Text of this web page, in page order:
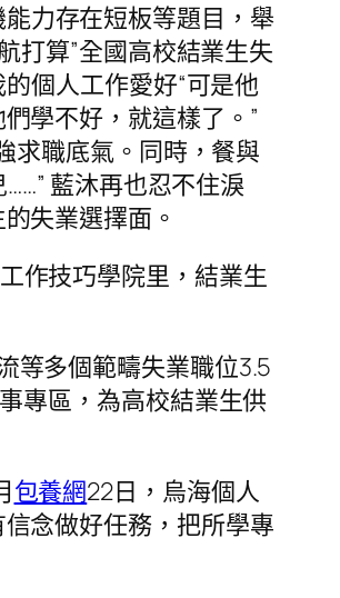
力存在短板等題目，舉
打算”全國高校結業生失
的個人工作愛好“可是他
學不好，就這樣了。”
求職底氣。同時，餐與
藍沐再也忍不住淚
失業選擇面。
作技巧學院里，結業生
等多個範疇失業職位3.5
專區，為高校結業生供
包養網22日，烏海個人
念做好任務，把所學專